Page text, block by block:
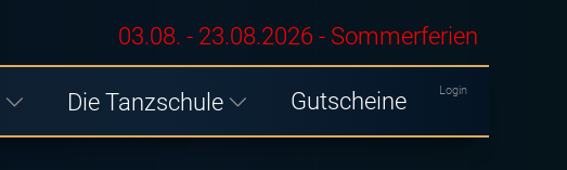
Die Tanzschule Gutscheine Login
03.08. - 23.08.2026 - Sommerferien